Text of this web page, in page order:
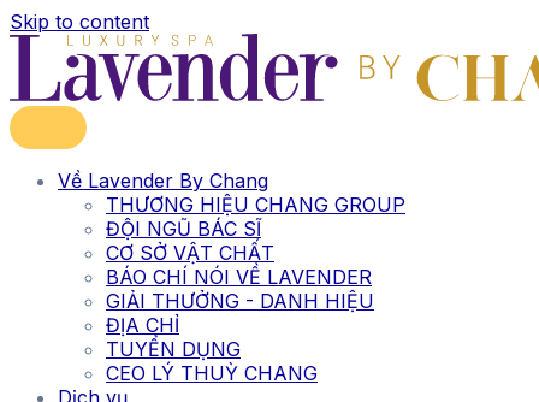
Skip to content
Về Lavender By Chang
THƯƠNG HIỆU CHANG GROUP
ĐỘI NGŨ BÁC SĨ
CƠ SỞ VẬT CHẤT
BÁO CHÍ NÓI VỀ LAVENDER
GIẢI THƯỞNG - DANH HIỆU
ĐỊA CHỈ
TUYỂN DỤNG
CEO LÝ THUỲ CHANG
Dịch vụ